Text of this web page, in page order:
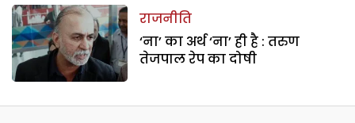
राजनीति
‘ना’ का अर्थ ‘ना’ ही है : तरुण
तेजपाल रेप का दोषी